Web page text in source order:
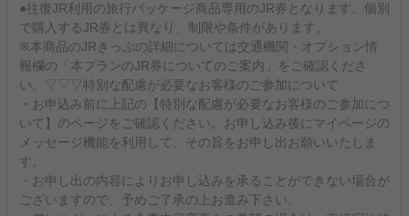
●往復JR利用の旅行パッケージ商品専用のJR券となります。個別
で購入するJR券とは異なり、制限や条件があります。
※本商品のJRきっぷの詳細については交通機関・オプション情
報欄の「本プランのJR券についてのご案内」をご確認くださ
い。▽▽▽特別な配慮が必要なお客様のご参加について
・お申込み前に上記の【特別な配慮が必要なお客様のご参加につ
いて】のページをご確認ください。お申し込み後にマイページの
メッセージ機能を利用して、その旨をお申し出お願いいたしま
す。
・お申し出の内容によりお申し込みを承ることができない場合が
ございますので、予めご了承の上お進み下さい。